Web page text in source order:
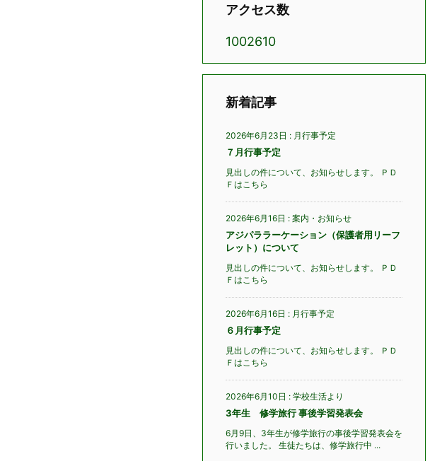
アクセス数
1002610
新着記事
2026年6月23日 : 月行事予定
７月行事予定
見出しの件について、お知らせします。 ＰＤ
Ｆはこちら
2026年6月16日 : 案内・お知らせ
アジパララーケーション（保護者用リーフ
レット）について
見出しの件について、お知らせします。 ＰＤ
Ｆはこちら
2026年6月16日 : 月行事予定
６月行事予定
見出しの件について、お知らせします。 ＰＤ
Ｆはこちら
2026年6月10日 : 学校生活より
3年生 修学旅行 事後学習発表会
6月9日、3年生が修学旅行の事後学習発表会を
行いました。 生徒たちは、修学旅行中 ...